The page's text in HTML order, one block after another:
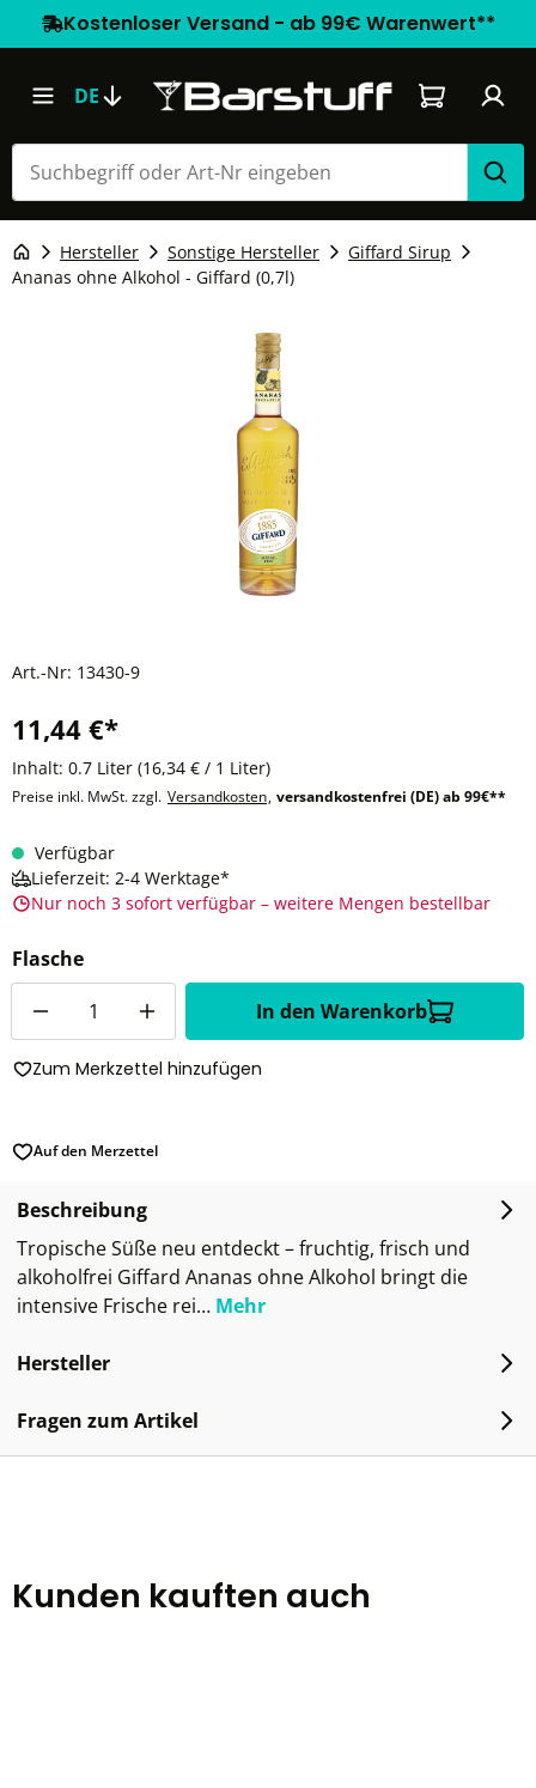
Kostenloser Versand - ab 99€ Warenwert**
DE Warenkorb
Hersteller Sonstige Hersteller
Giffard Sirup
Ananas ohne Alkohol - Giffard (0,7l)
Art.-Nr: 13430-9
11,44 €*
Inhalt: 0.7 Liter (16,34 € / 1 Liter)
Preise inkl. MwSt. zzgl. Versandkosten, versandkostenfrei (DE) ab 99€**
Verfügbar
Lieferzeit: 2-4 Werktage*
Nur noch 3 sofort verfügbar – weitere Mengen bestellbar
Flasche
In den Warenkorb
Zum Merkzettel hinzufügen
Auf den Merzettel
Beschreibung
Tropische Süße neu entdeckt – fruchtig, frisch und
alkoholfrei Giffard Ananas ohne Alkohol bringt die
intensive Frische rei… Mehr
Hersteller
Fragen zum Artikel
Kunden kauften auch